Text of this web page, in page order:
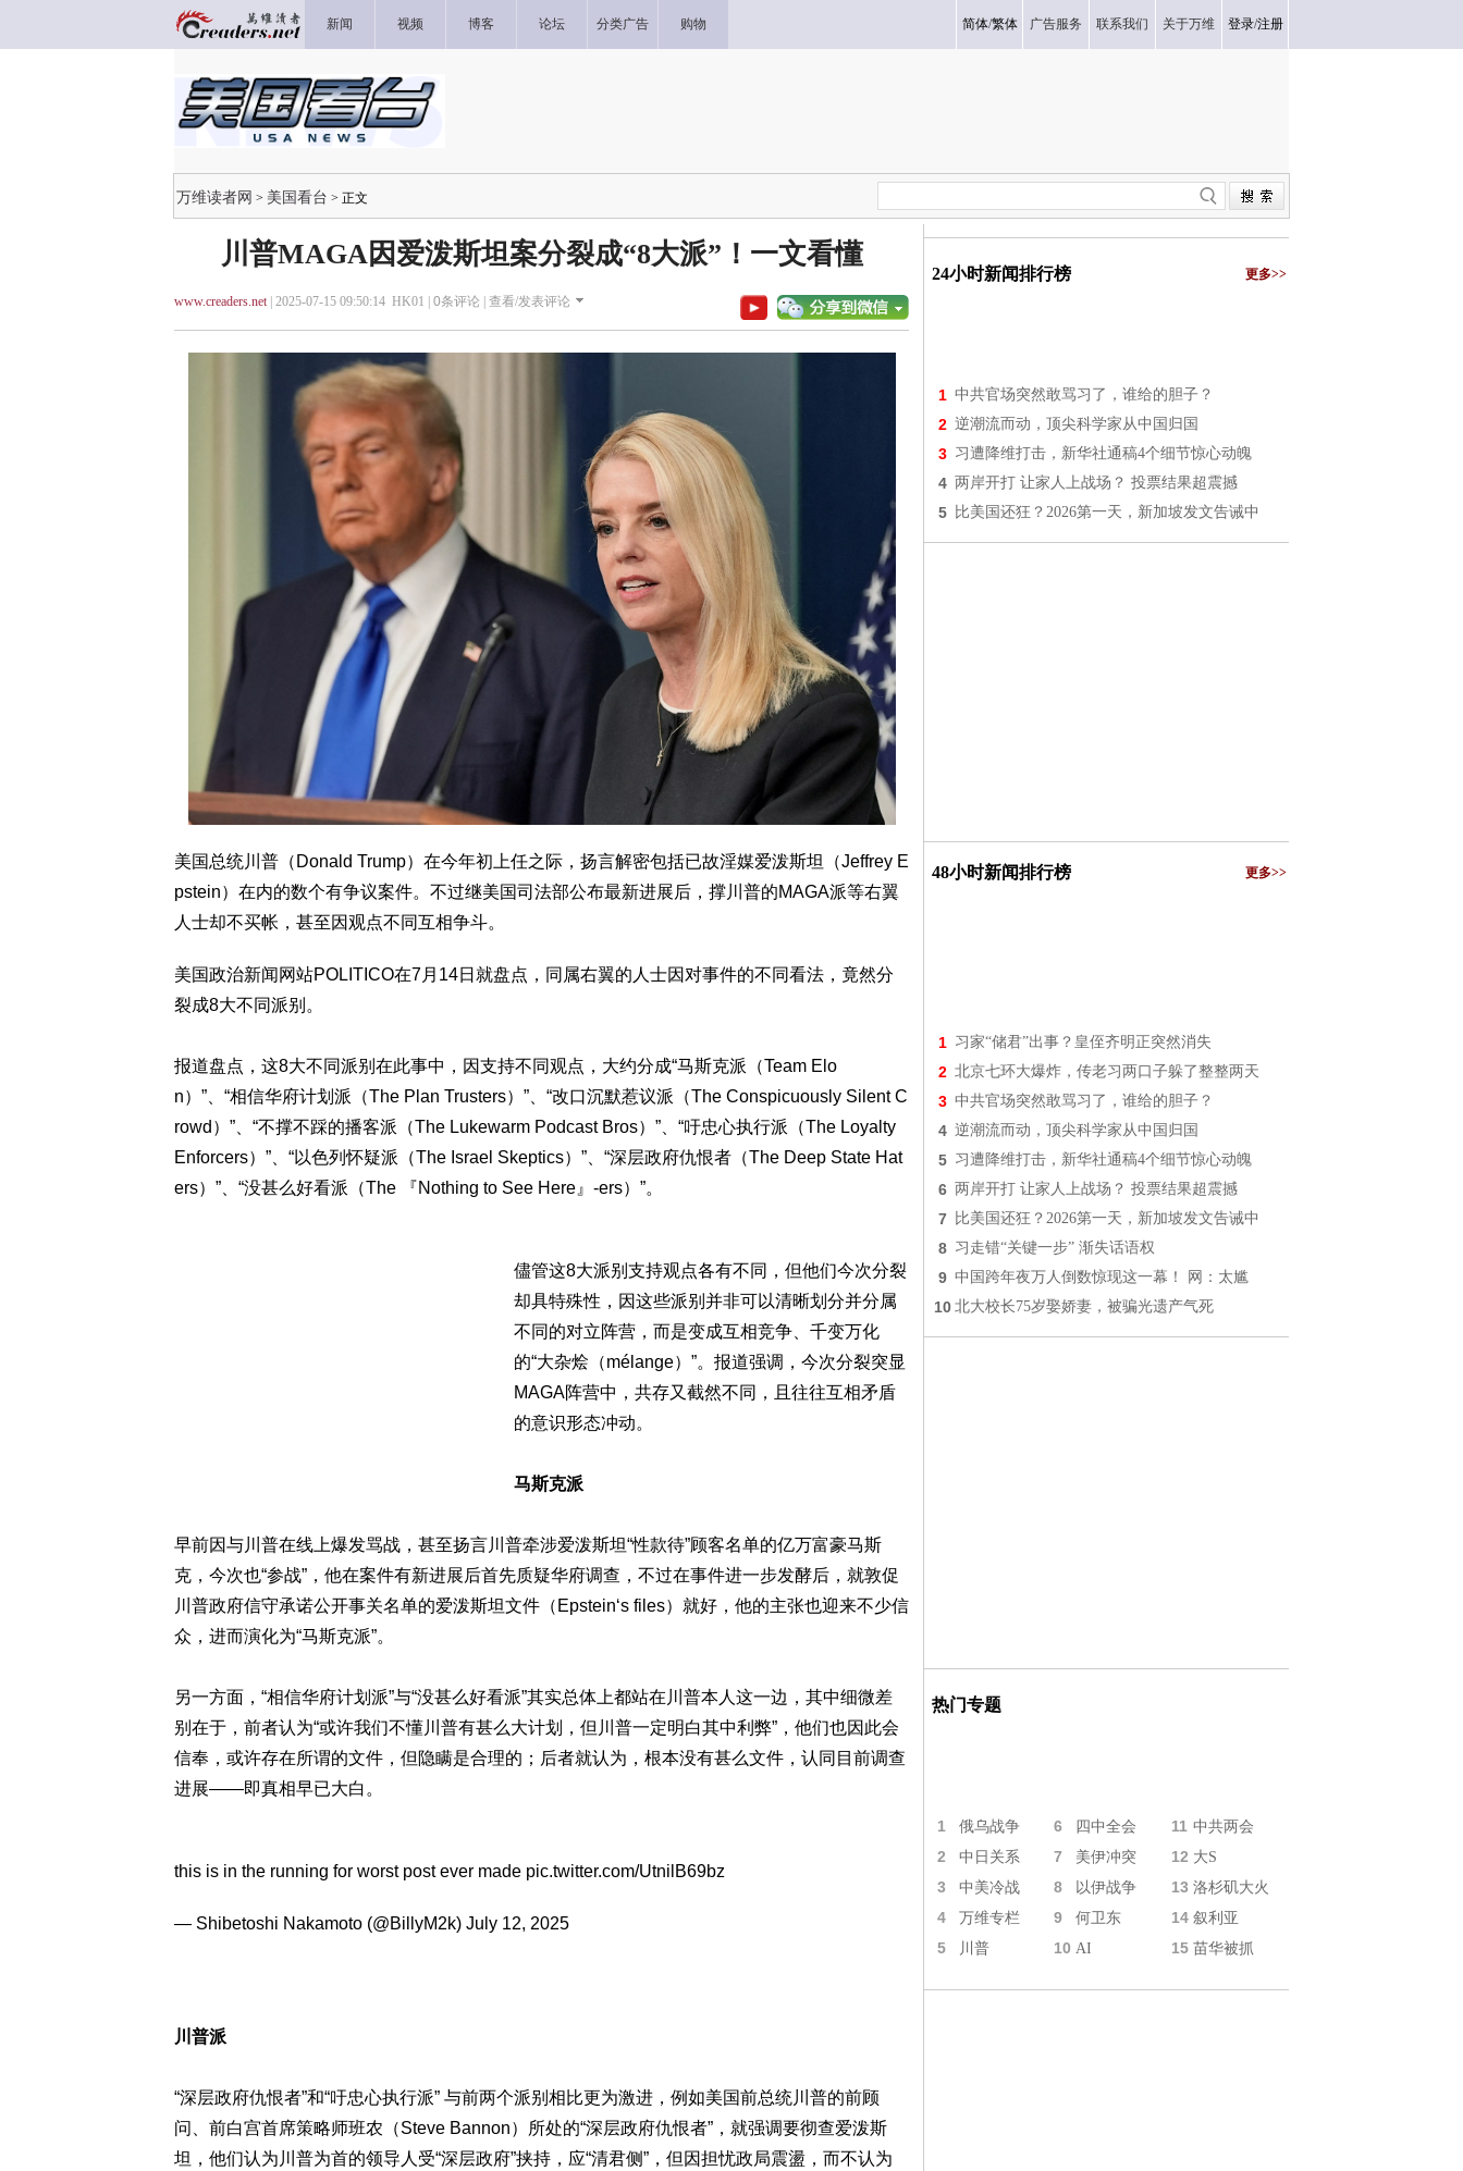
新闻 视频 博客 论坛 分类广告 购物 简体/繁体 广告服务 联系我们 关于万维 登录/注册
万维读者网 > 美国看台 > 正文
川普MAGA因爱泼斯坦案分裂成“8大派”！一文看懂
www.creaders.net| 2025-07-15 09:50:14 HK01 | 0条评论 | 查看/发表评论
美国总统川普（Donald Trump）在今年初上任之际，扬言解密包括已故淫媒爱泼斯坦（Jeffrey E
pstein）在内的数个有争议案件。不过继美国司法部公布最新进展后，撑川普的MAGA派等右翼
人士却不买帐，甚至因观点不同互相争斗。
美国政治新闻网站POLITICO在7月14日就盘点，同属右翼的人士因对事件的不同看法，竟然分
裂成8大不同派别。
报道盘点，这8大不同派别在此事中，因支持不同观点，大约分成“马斯克派（Team Elo
n）”、“相信华府计划派（The Plan Trusters）”、“改口沉默惹议派（The Conspicuously Silent C
rowd）”、“不撑不踩的播客派（The Lukewarm Podcast Bros）”、“吁忠心执行派（The Loyalty
Enforcers）”、“以色列怀疑派（The Israel Skeptics）”、“深层政府仇恨者（The Deep State Hat
ers）”、“没甚么好看派（The 『Nothing to See Here』-ers）”。
儘管这8大派别支持观点各有不同，但他们今次分裂
却具特殊性，因这些派别并非可以清晰划分并分属
不同的对立阵营，而是变成互相竞争、千变万化
的“大杂烩（mélange）”。报道强调，今次分裂突显
MAGA阵营中，共存又截然不同，且往往互相矛盾
的意识形态冲动。
马斯克派
早前因与川普在线上爆发骂战，甚至扬言川普牵涉爱泼斯坦“性款待”顾客名单的亿万富豪马斯
克，今次也“参战”，他在案件有新进展后首先质疑华府调查，不过在事件进一步发酵后，就敦促
川普政府信守承诺公开事关名单的爱泼斯坦文件（Epstein‘s files）就好，他的主张也迎来不少信
众，进而演化为“马斯克派”。
另一方面，“相信华府计划派”与“没甚么好看派”其实总体上都站在川普本人这一边，其中细微差
别在于，前者认为“或许我们不懂川普有甚么大计划，但川普一定明白其中利弊”，他们也因此会
信奉，或许存在所谓的文件，但隐瞒是合理的；后者就认为，根本没有甚么文件，认同目前调查
进展——即真相早已大白。
this is in the running for worst post ever made pic.twitter.com/UtnilB69bz
— Shibetoshi Nakamoto (@BillyM2k) July 12, 2025
川普派
“深层政府仇恨者”和“吁忠心执行派” 与前两个派别相比更为激进，例如美国前总统川普的前顾
问、前白宫首席策略师班农（Steve Bannon）所处的“深层政府仇恨者”，就强调要彻查爱泼斯
坦，他们认为川普为首的领导人受“深层政府”挟持，应“清君侧”，但因担忧政局震盪，而不认为
24小时新闻排行榜 更多>>
1 中共官场突然敢骂习了，谁给的胆子？
2 逆潮流而动，顶尖科学家从中国归国
3 习遭降维打击，新华社通稿4个细节惊心动魄
4 两岸开打 让家人上战场？ 投票结果超震撼
5 比美国还狂？2026第一天，新加坡发文告诫中
48小时新闻排行榜 更多>>
1 习家“储君”出事？皇侄齐明正突然消失
2 北京七环大爆炸，传老习两口子躲了整整两天
3 中共官场突然敢骂习了，谁给的胆子？
4 逆潮流而动，顶尖科学家从中国归国
5 习遭降维打击，新华社通稿4个细节惊心动魄
6 两岸开打 让家人上战场？ 投票结果超震撼
7 比美国还狂？2026第一天，新加坡发文告诫中
8 习走错“关键一步” 渐失话语权
9 中国跨年夜万人倒数惊现这一幕！ 网：太尴
10 北大校长75岁娶娇妻，被骗光遗产气死
热门专题
1 俄乌战争 6 四中全会 11 中共两会
2 中日关系 7 美伊冲突 12 大S
3 中美冷战 8 以伊战争 13 洛杉矶大火
4 万维专栏 9 何卫东 14 叙利亚
5 川普 10 AI 15 苗华被抓